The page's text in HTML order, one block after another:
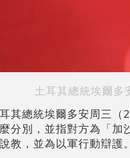
土耳其總統埃爾多
其總統埃爾多安周三
分別，並指對方為「
教，並為以軍行動辯護。